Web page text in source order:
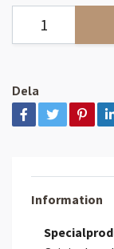
Dela
Information